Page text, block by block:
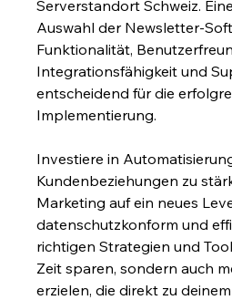
Serverstandort Schweiz.
Auswahl der Newsletter-
Funktionalität,
Integrationsfähigkeit und
entscheidend für die
Implementierung.
Investiere in
Kundenbeziehungen zu
Marketing auf ein neues
datenschutzkonform und
richtigen Strategien und
Zeit sparen, sondern auch
erzielen, die direkt zu deinem